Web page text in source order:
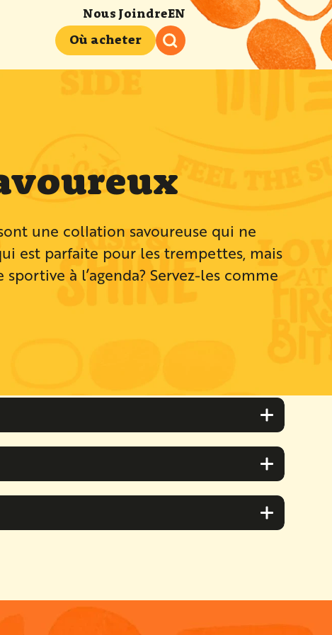
Nous JoindreEN
Où acheter
une collation savoureuse qui ne
est parfaite pour les trempettes, mais
à l’agenda? Servez-les comme